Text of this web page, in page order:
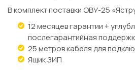
В комплект поставки ОВУ-25
12 месяцев гарантии +
послегарантийная
25 метров кабеля для
Ящик ЗИП